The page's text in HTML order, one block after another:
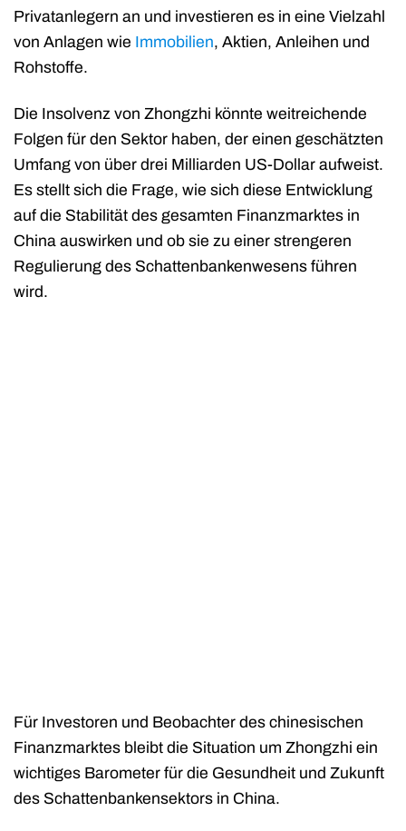
Privatanlegern an und investieren es in eine Vielzahl
von Anlagen wie Immobilien, Aktien, Anleihen und
Rohstoffe.
Die Insolvenz von Zhongzhi könnte weitreichende
Folgen für den Sektor haben, der einen geschätzten
Umfang von über drei Milliarden US-Dollar aufweist.
Es stellt sich die Frage, wie sich diese Entwicklung
auf die Stabilität des gesamten Finanzmarktes in
China auswirken und ob sie zu einer strengeren
Regulierung des Schattenbankenwesens führen
wird.
Für Investoren und Beobachter des chinesischen
Finanzmarktes bleibt die Situation um Zhongzhi ein
wichtiges Barometer für die Gesundheit und Zukunft
des Schattenbankensektors in China.